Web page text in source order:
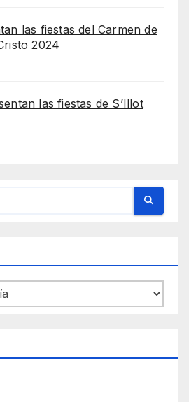
las fiestas del Carmen de
2024
las fiestas de S’Illot